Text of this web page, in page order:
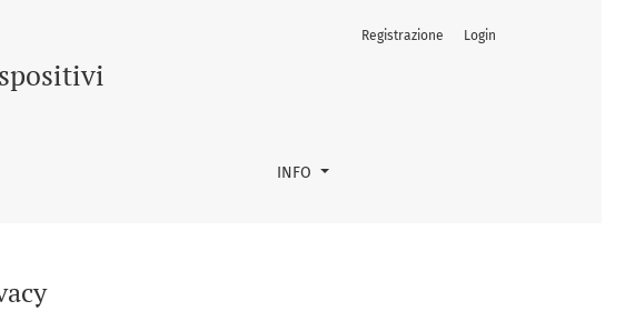
INFO
Registrazione Login